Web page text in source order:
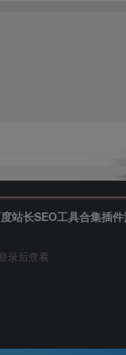
站长SEO工具合集插件
录后查看